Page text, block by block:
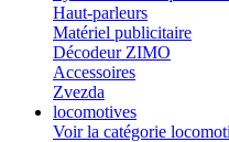
Haut-parleurs
Matériel publicitaire
Décodeur ZIMO
Accessoires
Zvezda
locomotives
Voir la catégorie